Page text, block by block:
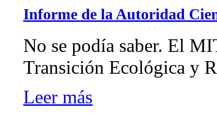
Informe de la Autoridad
No se podía saber. El
Transición Ecológica y
Leer más